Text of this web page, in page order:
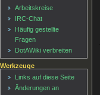
Arbeitskreise
IRC-Chat
Häufig gestellte
Fragen
DotAWiki verbreiten
Werkzeuge
Links auf diese Seite
Änderungen an